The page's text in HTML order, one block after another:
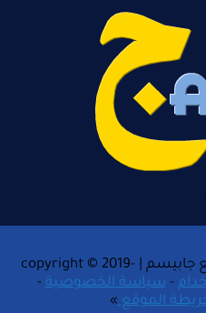
جميع الحقوق محفوظة لموقع جابيسم | copyright © 2019-
- سياسة الخصوصية -
الموقع»